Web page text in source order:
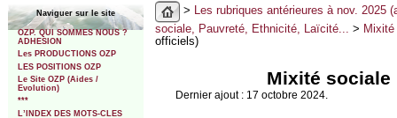
Naviguer sur le site
OZP. QUI SOMMES NOUS ?
ADHESION
Les PRODUCTIONS OZP
LES POSITIONS OZP
Le Site OZP (Aides /
Evolution)
***
L’INDEX DES MOTS-CLES
> Les rubriques antérieures à nov. 2025
sociale, Pauvreté, Ethnicité, Laïcité... >
officiels)
Mixité sociale
Dernier ajout : 17 octobre 2024.